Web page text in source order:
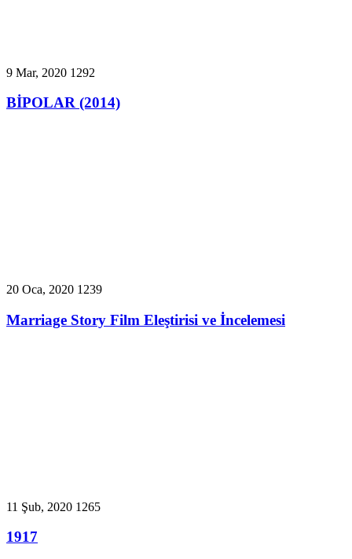
9 Mar, 2020 1292
BİPOLAR (2014)
20 Oca, 2020 1239
Marriage Story Film Eleştirisi ve İncelemesi
11 Şub, 2020 1265
1917